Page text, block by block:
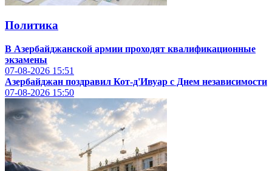
Политика
В Азербайджанской армии проходят квалификационные
экзамены
07-08-2026 15:51
Азербайджан поздравил Кот-д'Ивуар с Днем независимости
07-08-2026 15:50